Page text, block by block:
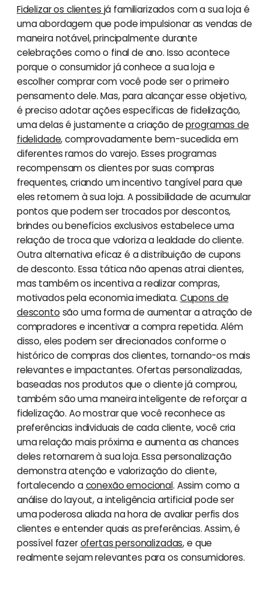
Fidelizar os clientes já familiarizados com a sua loja é
uma abordagem que pode impulsionar as vendas de
maneira notável, principalmente durante
celebrações como o final de ano. Isso acontece
porque o consumidor já conhece a sua loja e
escolher comprar com você pode ser o primeiro
pensamento dele. Mas, para alcançar esse objetivo,
é preciso adotar ações específicas de fidelização,
uma delas é justamente a criação deprogramas de
fidelidade, comprovadamente bem-sucedida em
diferentes ramos do varejo. Esses programas
recompensam os clientes por suas compras
frequentes, criando um incentivo tangível para que
eles retornem à sua loja. A possibilidade de acumular
pontos que podem ser trocados por descontos,
brindes ou benefícios exclusivos estabelece uma
relação de troca que valoriza a lealdade do cliente.
Outra alternativa eficaz é a distribuição de cupons
de desconto. Essa tática não apenas atrai clientes,
mas também os incentiva a realizar compras,
motivados pela economia imediata. Cupons de
desconto são uma forma de aumentar a atração de
compradores e incentivar a compra repetida. Além
disso, eles podem ser direcionados conforme o
histórico de compras dos clientes, tornando-os mais
relevantes e impactantes. Ofertas personalizadas,
baseadas nos produtos que o cliente já comprou,
também são uma maneira inteligente de reforçar a
fidelização. Ao mostrar que você reconhece as
preferências individuais de cada cliente, você cria
uma relação mais próxima e aumenta as chances
deles retornarem à sua loja. Essa personalização
demonstra atenção e valorização do cliente,
fortalecendo aconexão emocional. Assim como a
análise do layout, a inteligência artificial pode ser
uma poderosa aliada na hora de avaliar perfis dos
clientes e entender quais as preferências. Assim, é
possível fazerofertas personalizadas, e que
realmente sejam relevantes para os consumidores.